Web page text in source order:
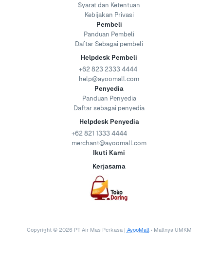
Syarat dan Ketentuan
Kebijakan Privasi
Pembeli
Panduan Pembeli
Daftar Sebagai pembeli
Helpdesk Pembeli
+62 823 2333 4444
help@ayoomall.com
Penyedia
Panduan Penyedia
Daftar sebagai penyedia
Helpdesk Penyedia
+62 821 1333 4444
merchant@ayoomall.com
Ikuti Kami
Kerjasama
Copyright © 2026 PT Air Mas Perkasa | AyooMall • Mallnya UMKM